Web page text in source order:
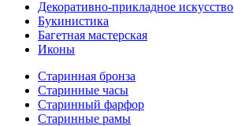
Декоративно-прикладное искусство
Букинистика
Багетная мастерская
Иконы
Старинная бронза
Старинные часы
Старинный фарфор
Старинные рамы